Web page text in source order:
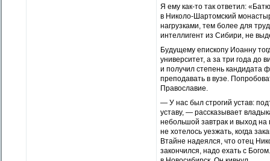
Я ему как-то так ответил:
в Николо-Шартомский
нагрузками, тем более для
интеллигент из Сибири, не
Будущему епископу Иоанну
университет, а за три года до
и получил степень кандидата
преподавать в вузе.
Православие.
— У нас был строгий устав:
уставу, — рассказывает
небольшой завтрак и выход
не хотелось уезжать, когда
Втайне надеялся, что отец
закончился, надо ехать с